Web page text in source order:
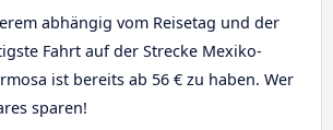
abhängig vom Reisetag und der
Fahrt auf der Strecke Mexiko-
ist bereits ab 56 € zu haben. Wer
sparen!